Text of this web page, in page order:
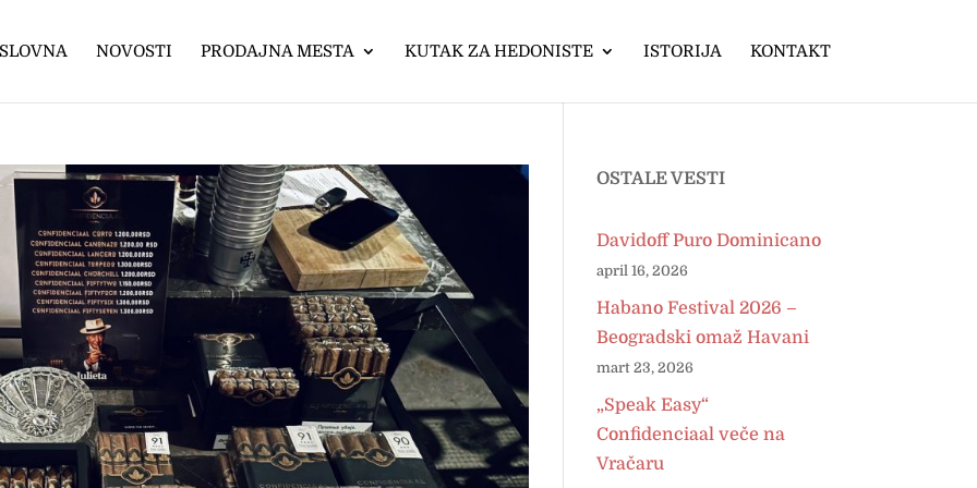
NOVOSTI PRODAJNA MESTA KUTAK ZA HEDONISTE ISTORIJA KONTAKT
OSTALE VESTI
Davidoff Puro Dominicano
april 16, 2026
Habano Festival 2026 –
Beogradski omaž Havani
mart 23, 2026
„Speak Easy“
Confidenciaal veče na
Vračaru